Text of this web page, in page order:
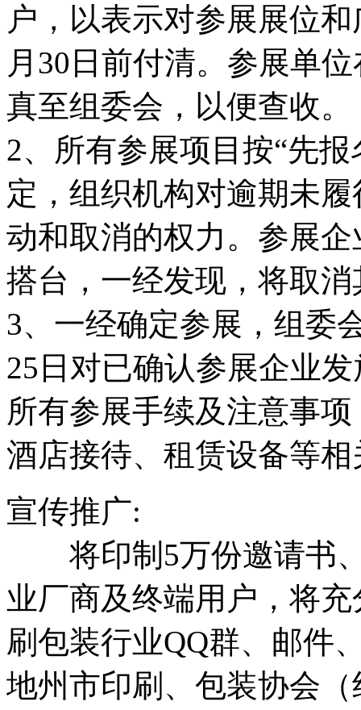
户，以表示对参展展位
月30日前付清。参展单
真至组委会，以便查收。
2、所有参展项目按“先
定，组织机构对逾期未
动和取消的权力。参展
搭台，一经发现，将取
3、一经确定参展，组委
25日对已确认参展企业
所有参展手续及注意事
酒店接待、租赁设备等
宣传推广:
将印制5万份邀请书、
业厂商及终端用户，将
刷包装行业QQ群、邮件
地州市印刷、包装协会